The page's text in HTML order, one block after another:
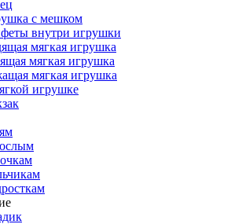
с мешком
внутри игрушки
мягкая игрушка
мягкая игрушка
мягкая игрушка
игрушке